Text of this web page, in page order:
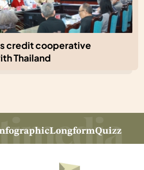
credit cooperative
Thailand
LongformQuizz